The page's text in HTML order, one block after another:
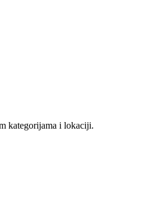
kategorijama i lokaciji.